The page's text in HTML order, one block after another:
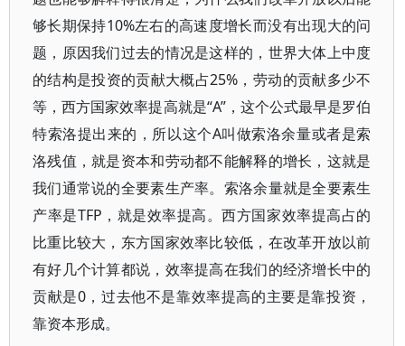
够长期保持10%左右的高速度增长而没有出现大的问
题，原因我们过去的情况是这样的，世界大体上中度
的结构是投资的贡献大概占25%，劳动的贡献多少不
等，西方国家效率提高就是“A”，这个公式最早是罗伯
特索洛提出来的，所以这个A叫做索洛余量或者是索
洛残值，就是资本和劳动都不能解释的增长，这就是
我们通常说的全要素生产率。索洛余量就是全要素生
产率是TFP，就是效率提高。西方国家效率提高占的
比重比较大，东方国家效率比较低，在改革开放以前
有好几个计算都说，效率提高在我们的经济增长中的
贡献是0，过去他不是靠效率提高的主要是靠投资，
靠资本形成。